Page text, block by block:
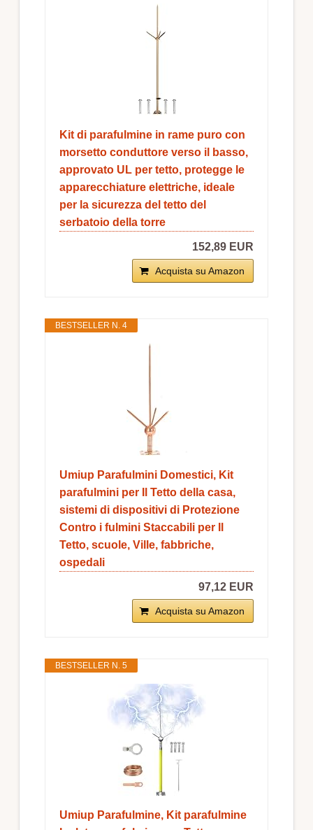
Kit di parafulmine in rame puro con
morsetto conduttore verso il basso,
approvato UL per tetto, protegge le
apparecchiature elettriche, ideale
per la sicurezza del tetto del
serbatoio della torre
152,89 EUR
Acquista su Amazon
BESTSELLER N. 4
Umiup Parafulmini Domestici, Kit
parafulmini per Il Tetto della casa,
sistemi di dispositivi di Protezione
Contro i fulmini Staccabili per Il
Tetto, scuole, Ville, fabbriche,
ospedali
97,12 EUR
Acquista su Amazon
BESTSELLER N. 5
Umiup Parafulmine, Kit parafulmine